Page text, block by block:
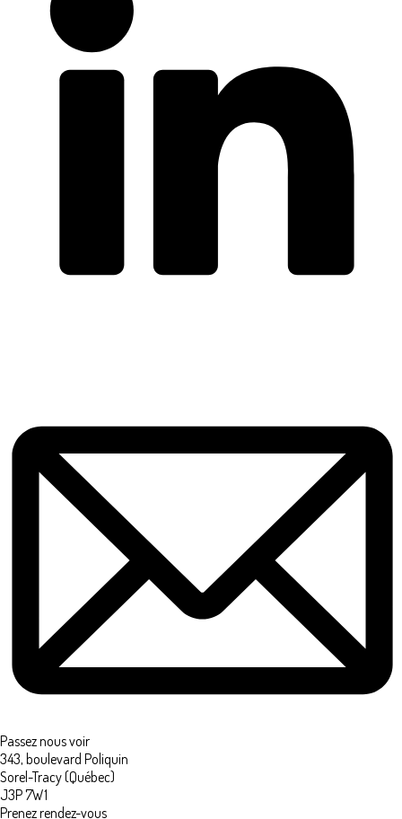
Passez nous voir
343, boulevard Poliquin
Sorel-Tracy (Québec)
J3P 7W1
Prenez rendez-vous